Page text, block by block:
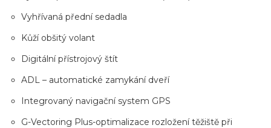
Vyhřívaná přední sedadla
Kůží obšitý volant
Digitální přístrojový štít
ADL – automatické zamykání dveří
Integrovaný navigační system GPS
G-Vectoring Plus-optimalizace rozložení těžiště při